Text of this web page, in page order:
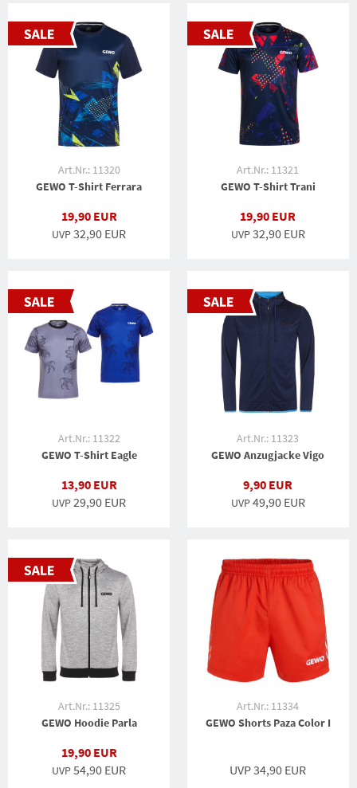
Art.Nr.: 11320
GEWO T-Shirt Ferrara
19,90 EUR
UVP32,90 EUR
Art.Nr.: 11321
GEWO T-Shirt Trani
19,90 EUR
UVP32,90 EUR
Art.Nr.: 11322
GEWO T-Shirt Eagle
13,90 EUR
UVP29,90 EUR
Art.Nr.: 11323
GEWO Anzugjacke Vigo
9,90 EUR
UVP49,90 EUR
Art.Nr.: 11325
GEWO Hoodie Parla
19,90 EUR
UVP54,90 EUR
Art.Nr.: 11334
GEWO Shorts Paza Color I
UVP 34,90 EUR